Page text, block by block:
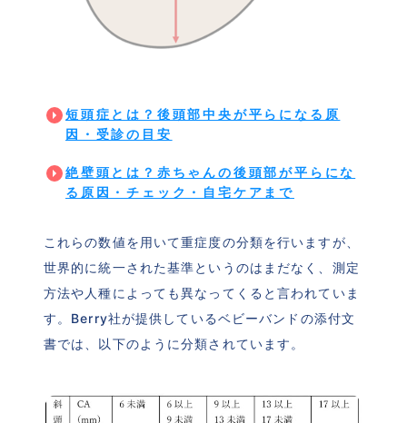
短頭症とは？後頭部中央が平らになる原
因・受診の目安
絶壁頭とは？赤ちゃんの後頭部が平らにな
る原因・チェック・自宅ケアまで
これらの数値を用いて重症度の分類を行いますが、
世界的に統一された基準というのはまだなく、測定
方法や人種によっても異なってくると言われていま
す。Berry社が提供しているベビーバンドの添付文
書では、以下のように分類されています。